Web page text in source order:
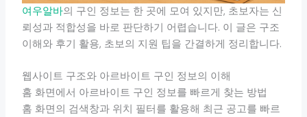
여우알바의 구인 정보는 한 곳에 모여 있지만, 초보자는 신
뢰성과 적합성을 바로 판단하기 어렵습니다. 이 글은 구조
이해와 후기 활용, 초보의 지원 팁을 간결하게 정리합니다.
웹사이트 구조와 아르바이트 구인 정보의 이해
홈 화면에서 아르바이트 구인 정보를 빠르게 찾는 방법
홈 화면의 검색창과 위치 필터를 활용해 최근 공고를 빠르